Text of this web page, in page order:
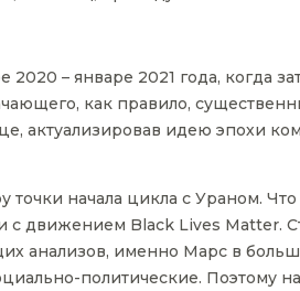
– январе 2021 года, когда
как правило,
актуализировав идею эпохи
точки начала цикла с Ураном.
с движением Black Lives Matter.
анализов, именно Марс в
политические. Поэтому